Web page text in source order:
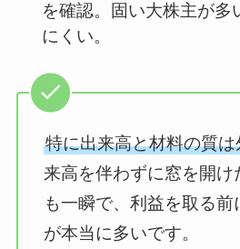
を確認。固い大株主が多
にくい。
特に出来高と材料の質
来高を伴わずに窓を開け
も一瞬で、利益を取る前
が本当に多いです。